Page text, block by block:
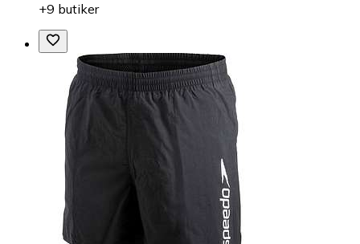
+9 butiker